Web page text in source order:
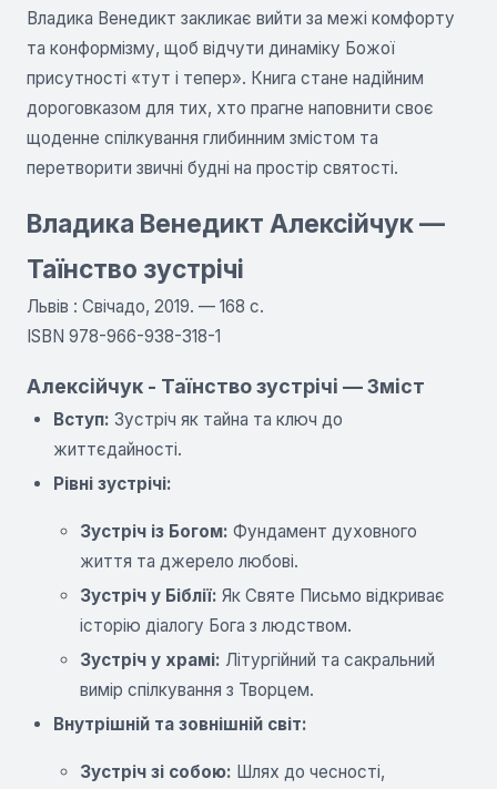
Владика Венедикт закликає вийти за межі комфорту
та конформізму, щоб відчути динаміку Божої
присутності «тут і тепер». Книга стане надійним
дороговказом для тих, хто прагне наповнити своє
щоденне спілкування глибинним змістом та
перетворити звичні будні на простір святості.
Владика Венедикт Алексійчук —
Таїнство зустрічі
Львів : Свічадо, 2019. — 168 с.
ISBN 978-966-938-318-1
Алексійчук - Таїнство зустрічі — Зміст
Вступ: Зустріч як тайна та ключ до
життєдайності.
Рівні зустрічі:
Зустріч із Богом: Фундамент духовного
життя та джерело любові.
Зустріч у Біблії: Як Святе Письмо відкриває
історію діалогу Бога з людством.
Зустріч у храмі: Літургійний та сакральний
вимір спілкування з Творцем.
Внутрішній та зовнішній світ:
Зустріч зі собою: Шлях до чесності,